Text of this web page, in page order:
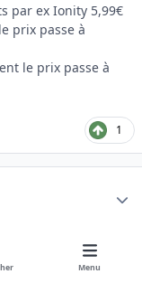
par ex Ionity 5,99€
prix passe à
le prix passe à
1
Menu